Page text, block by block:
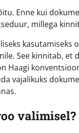
Enne kui
millega
kasutamiseks
See kinnitab,
Haagi
vajalikuks
valimisel?